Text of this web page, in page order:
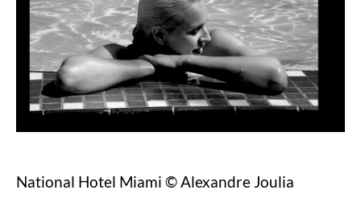
National Hotel Miami © Alexandre Joulia